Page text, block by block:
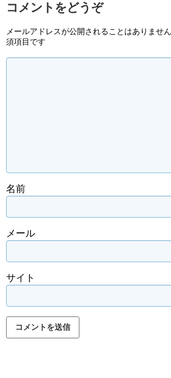
コメントをどうぞ
メールアドレスが公開されることはありません
須項目です
名前
メール
サイト